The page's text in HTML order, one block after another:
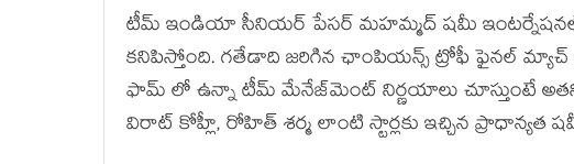
టీమ్ ఇండియా సీనియర్ పేసర్ మహమ్మద్ షమీ ఇంటర్నేషనల్
కనిపిస్తోంది. గతేడాది జరిగిన ఛాంపియన్స్ ట్రోఫీ ఫైనల్
ఫామ్ లో ఉన్నా టీమ్ మేనేజ్‌మెంట్ నిర్ణయాలు చూస్తుంటే
విరాట్ కోహ్లీ, రోహిత్ శర్మ లాంటి స్టార్లకు ఇచ్చిన ప్రాధాన్యత